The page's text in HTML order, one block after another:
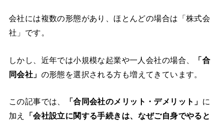
会社には複数の形態があり、ほとんどの場合は「株式会
社」です。
しかし、近年では小規模な起業や一人会社の場合、
「合
同会社」 の形態を選択される方も増えてきています。
この記事では、 「合同会社のメリット・デメリット」 に
加え
「会社設立に関する手続きは、なぜご自身でやると